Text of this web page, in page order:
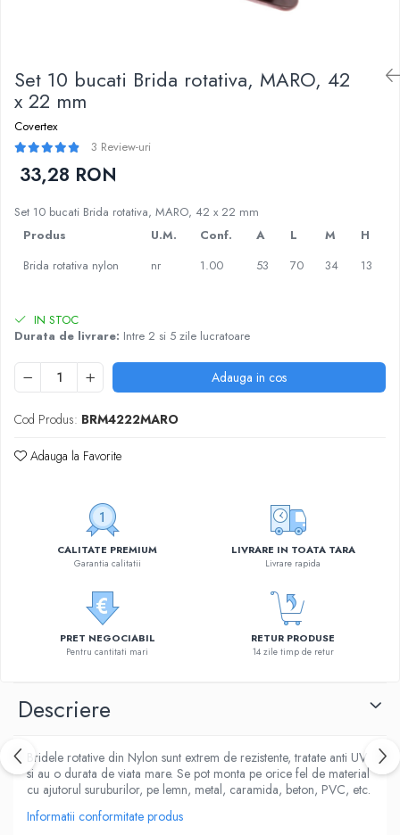
Set 10 bucati Brida rotativa, MARO, 42
x 22 mm
Covertex
3 Review-uri
33,28 RON
Set 10 bucati Brida rotativa, MARO, 42 x 22 mm
Produs
U.M. Conf. A L M
H
Brida rotativa nylon
nr 1.00 53 70 34 13
IN STOC
Durata de livrare: Intre 2 si 5 zile lucratoare
Adauga in cos
Cod Produs: BRM4222MARO
Adauga la Favorite
CALITATE PREMIUM
Garantia calitatii
LIVRARE IN TOATA TARA
Livrare rapida
PRET NEGOCIABIL
Pentru cantitati mari
RETUR PRODUSE
14 zile timp de retur
Descriere
Bridele rotative din Nylon sunt extrem de rezistente, tratate anti UV
si au o durata de viata mare. Se pot monta pe orice fel de material
cu ajutorul suruburilor, pe lemn, metal, caramida, beton, PVC, etc.
Informatii conformitate produs